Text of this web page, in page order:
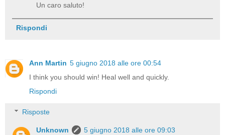
Un caro saluto!
Rispondi
Ann Martin 5 giugno 2018 alle ore 00:54
I think you should win! Heal well and quickly.
Rispondi
Risposte
Unknown
5 giugno 2018 alle ore 09:03